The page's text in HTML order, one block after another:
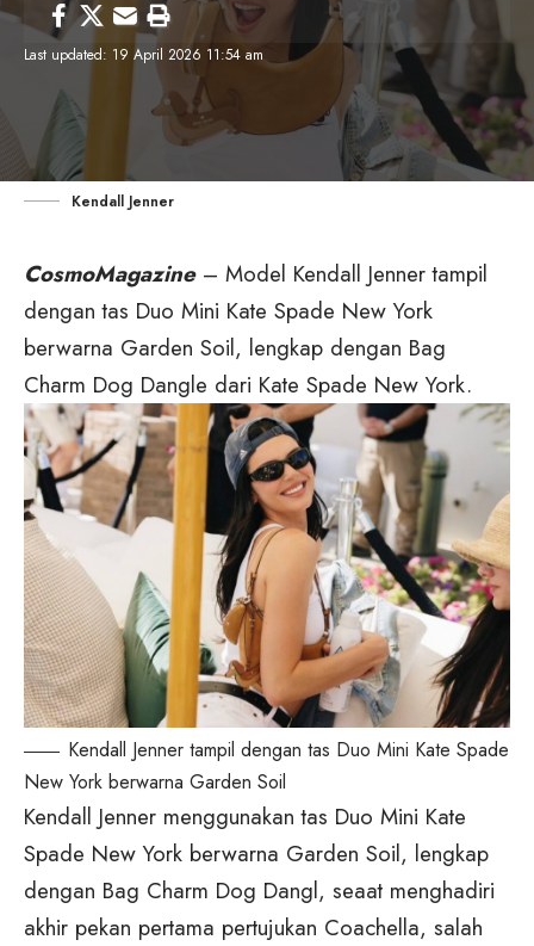
Last updated: 19 April 2026 11:54 am
Kendall Jenner
CosmoMagazine– Model Kendall Jenner tampil
dengan tas Duo Mini Kate Spade New York
berwarna Garden Soil, lengkap dengan Bag
Charm Dog Dangle dari Kate Spade New York.
Kendall Jenner tampil dengan tas Duo Mini Kate Spade
New York berwarna Garden Soil
Kendall Jenner menggunakan tas Duo Mini Kate
Spade New York berwarna Garden Soil, lengkap
dengan Bag Charm Dog Dangl, seaat menghadiri
akhir pekan pertama pertujukan Coachella, salah